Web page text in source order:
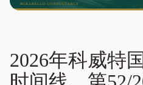
2026年科威特